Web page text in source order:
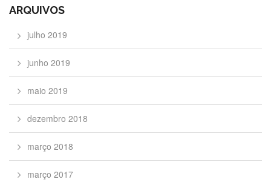
ARQUIVOS
julho 2019
junho 2019
maio 2019
dezembro 2018
março 2018
março 2017